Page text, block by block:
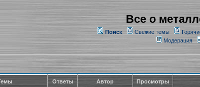
Все о
Поиск Свежие темы
Модерация
Ответы Автор Просмотры